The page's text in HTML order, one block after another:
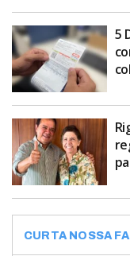
5
CURTA NOSSA